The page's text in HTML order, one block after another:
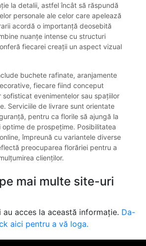
la detalii, astfel încât să răspundă
personale ale celor care apelează
acordă o importanță deosebită
nuanțe intense cu structuri
fiecarei creații un aspect vizual
buchete rafinate, aranjamente
fiecare fiind conceput
sofisticat evenimentelor sau spațiilor
Serviciile de livrare sunt orientate
pentru ca florile să ajungă la
de prospețime. Posibilitatea
împreună cu variantele diverse
preocuparea florăriei pentru a
clienților.
mai multe site-uri
acces la această informație. Da-
aici pentru a vă loga.